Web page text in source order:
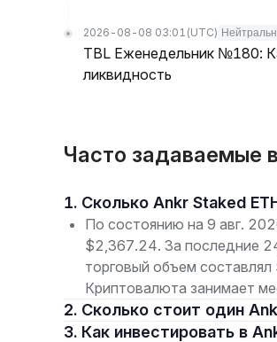
2026-08-08 03:01 (UTC)
TBL Еженедельник №180:
ликвидность
Часто задаваемые
1. Сколько Ankr Staked
По состоянию на 9 авг.
$2,367.24. За последние
торговый объем
Криптовалюта занимает
2. Сколько стоит один
3. Как инвестировать в